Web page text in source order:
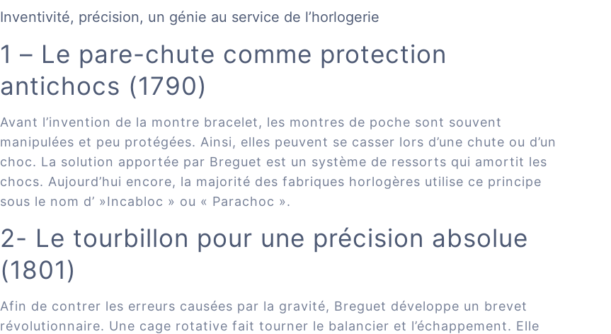
Inventivité, précision, un génie au service de l’horlogerie
1 – Le pare-chute comme protection
antichocs (1790)
Avant l’invention de la montre bracelet, les montres de poche sont souvent
manipulées et peu protégées. Ainsi, elles peuvent se casser lors d’une chute ou d’un
choc. La solution apportée par Breguet est un système de ressorts qui amortit les
chocs. Aujourd’hui encore, la majorité des fabriques horlogères utilise ce principe
sous le nom d’ »Incabloc » ou « Parachoc ».
2- Le tourbillon pour une précision absolue
(1801)
Afin de contrer les erreurs causées par la gravité, Breguet développe un brevet
révolutionnaire. Une cage rotative fait tourner le balancier et l’échappement. Elle